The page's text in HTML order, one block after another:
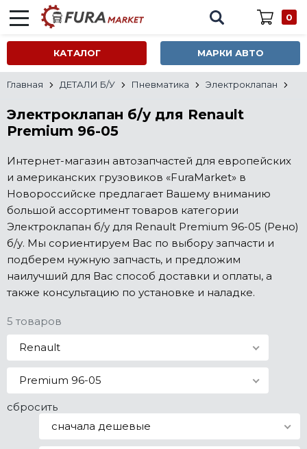
0
КАТАЛОГ МАРКИ АВТО
Главная ДЕТАЛИ Б/У Пневматика Электроклапан
Электроклапан б/у для Renault
Premium 96-05
Интернет-магазин автозапчастей для европейских
и американских грузовиков «FuraMarket» в
Новороссийске предлагает Вашему вниманию
большой ассортимент товаров категории
Электроклапан б/у для Renault Premium 96-05 (Рено)
б/у. Мы сориентируем Вас по выбору запчасти и
подберем нужную запчасть, и предложим
наилучший для Вас способ доставки и оплаты, а
также консультацию по установке и наладке.
5 товаров
Renault
Premium 96-05
сбросить
сначала дешевые